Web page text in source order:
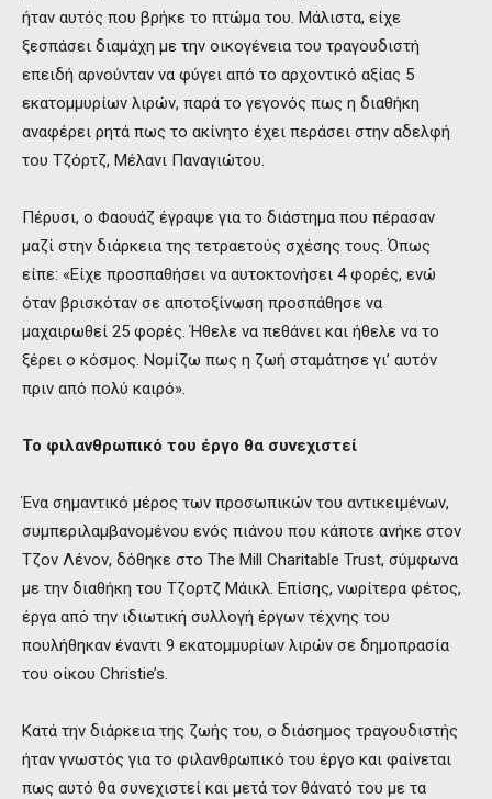
ήταν αυτός που βρήκε το πτώμα του. Μάλιστα, είχε
ξεσπάσει διαμάχη με την οικογένεια του τραγουδιστή
επειδή αρνούνταν να φύγει από το αρχοντικό αξίας 5
εκατομμυρίων λιρών, παρά το γεγονός πως η διαθήκη
αναφέρει ρητά πως το ακίνητο έχει περάσει στην αδελφή
του Τζόρτζ, Μέλανι Παναγιώτου.
Πέρυσι, ο Φαουάζ έγραψε για το διάστημα που πέρασαν
μαζί στην διάρκεια της τετραετούς σχέσης τους. Όπως
είπε: «Είχε προσπαθήσει να αυτοκτονήσει 4 φορές, ενώ
όταν βρισκόταν σε αποτοξίνωση προσπάθησε να
μαχαιρωθεί 25 φορές. Ήθελε να πεθάνει και ήθελε να το
ξέρει ο κόσμος. Νομίζω πως η ζωή σταμάτησε γι’ αυτόν
πριν από πολύ καιρό».
Το φιλανθρωπικό του έργο θα συνεχιστεί
Ένα σημαντικό μέρος των προσωπικών του αντικειμένων,
συμπεριλαμβανομένου ενός πιάνου που κάποτε ανήκε στον
Τζον Λένον, δόθηκε στο The Mill Charitable Trust, σύμφωνα
με την διαθήκη του Τζορτζ Μάικλ. Επίσης, νωρίτερα φέτος,
έργα από την ιδιωτική συλλογή έργων τέχνης του
πουλήθηκαν έναντι 9 εκατομμυρίων λιρών σε δημοπρασία
του οίκου Christie’s.
Κατά την διάρκεια της ζωής του, ο διάσημος τραγουδιστής
ήταν γνωστός για το φιλανθρωπικό του έργο και φαίνεται
πως αυτό θα συνεχιστεί και μετά τον θάνατό του με τα